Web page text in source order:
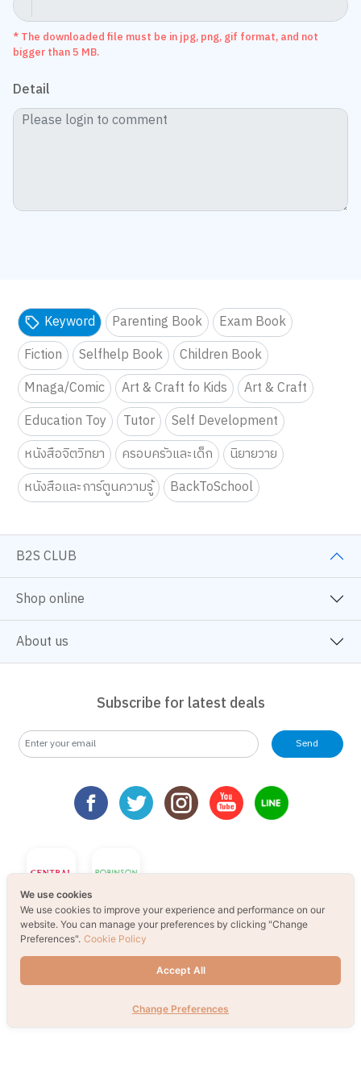
* The downloaded file must be in jpg, png, gif format, and not
bigger than 5 MB.
Detail
Keyword Parenting Book
Exam Book
Fiction
Selfhelp Book
Children Book
Mnaga/Comic
Art & Craft fo Kids
Art & Craft
Education Toy
Tutor
Self Development
หนังสือจิตวิทยา
ครอบครัวและเด็ก
นิยายวาย
หนังสือและการ์ตูนความรู้
BackToSchool
B2S CLUB
Shop online
About us
Subscribe for latest deals
Send
We use cookies
We use cookies to improve your experience and performance on our
website. You can manage your preferences by clicking "Change
Preferences". Cookie Policy
Accept All
Change Preferences